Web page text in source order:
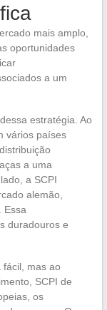
mais amplo,
oportunidades
a um
estratégia. Ao
vários países
a uma
a SCPI
alemão,
Essa
duradouros e
fácil, mas ao
SCPI de
os